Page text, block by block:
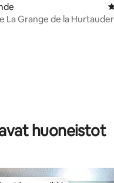
4,87/5, 108 arvostelua
La Grange de la
huoneistot